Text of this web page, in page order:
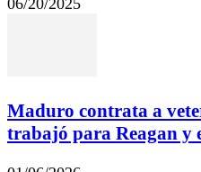
06/20/2025
Maduro contrata a
trabajó para Reagan y